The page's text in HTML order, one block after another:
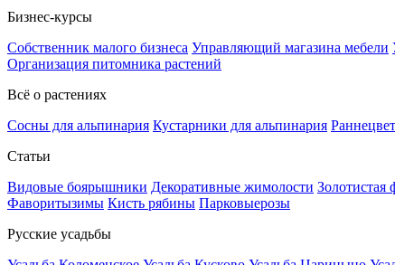
Бизнес-курсы
Собственник малого бизнеса Управляющий магазина мебели
Организация питомника растений
Всё о растениях
Сосны для альпинария Кустарники для альпинария
Статьи
Видовые боярышники Декоративные жимолости Золотистая
Фаворитызимы Кисть рябины Парковыерозы
Русские усадьбы